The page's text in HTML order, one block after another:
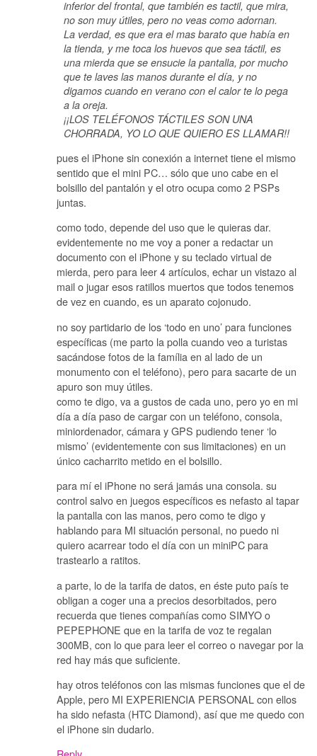
inferior del frontal, que también es tactil, que mira,
no son muy útiles, pero no veas como adornan.
La verdad, es que era el mas barato que había en
la tienda, y me toca los huevos que sea táctil, es
una mierda que se ensucie la pantalla, por mucho
que te laves las manos durante el día, y no
digamos cuando en verano con el calor te lo pega
a la oreja.
¡¡LOS TELÉFONOS TÁCTILES SON UNA
CHORRADA, YO LO QUE QUIERO ES LLAMAR!!
pues el iPhone sin conexión a internet tiene el mismo
sentido que el mini PC… sólo que uno cabe en el
bolsillo del pantalón y el otro ocupa como 2 PSPs
juntas.
como todo, depende del uso que le quieras dar.
evidentemente no me voy a poner a redactar un
documento con el iPhone y su teclado virtual de
mierda, pero para leer 4 artículos, echar un vistazo al
mail o jugar esos ratillos muertos que todos tenemos
de vez en cuando, es un aparato cojonudo.
no soy partidario de los ‘todo en uno’ para funciones
específicas (me parto la polla cuando veo a turistas
sacándose fotos de la família en al lado de un
monumento con el teléfono), pero para sacarte de un
apuro son muy útiles.
como te digo, va a gustos de cada uno, pero yo en mi
día a día paso de cargar con un teléfono, consola,
miniordenador, cámara y GPS pudiendo tener ‘lo
mismo’ (evidentemente con sus limitaciones) en un
único cacharrito metido en el bolsillo.
para mí el iPhone no será jamás una consola. su
control salvo en juegos específicos es nefasto al tapar
la pantalla con las manos, pero como te digo y
hablando para MI situación personal, no puedo ni
quiero acarrear todo el día con un miniPC para
trastearlo a ratitos.
a parte, lo de la tarifa de datos, en éste puto país te
obligan a coger una a precios desorbitados, pero
recuerda que tienes compañías como SIMYO o
PEPEPHONE que en la tarifa de voz te regalan
300MB, con lo que para leer el correo o navegar por la
red hay más que suficiente.
hay otros teléfonos con las mismas funciones que el de
Apple, pero MI EXPERIENCIA PERSONAL con ellos
ha sido nefasta (HTC Diamond), así que me quedo con
el iPhone sin dudarlo.